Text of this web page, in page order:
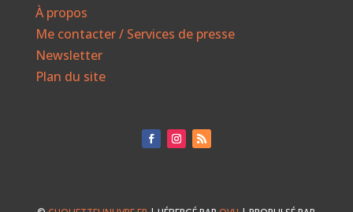
À propos
Me contacter / Services de presse
Newsletter
Plan du site